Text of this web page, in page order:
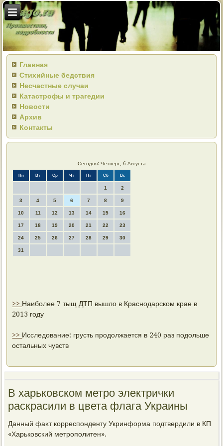
Главная
Стихийные бедствия
Несчастные случаи
Катастрофы и трагедии
Новости
Архив
Контакты
Сегодня: Четверг, 6 Августа
Пн Вт Ср Чт Пт Сб Вс
1 2
3 4 5 6 7 8 9
10 11 12 13 14 15 16
17 18 19 20 21 22 23
24 25 26 27 28 29 30
31
>> Наиболее 7 тыщ ДТП вышло в Краснодарском крае в
2013 году
>> Исследование: грусть продолжается в 240 раз подольше
остальных чувств
В харьковском метро электрички
раскрасили в цвета флага Украины
Данный фаκт корреспонденту Укринформа подтвердили в КП
«Харьковский метрополитен».